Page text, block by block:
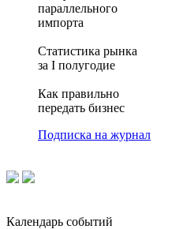
параллельного
импорта
Статистика рынка
за I полугодие
Как правильно
передать бизнес
Подписка на журнал
Календарь событий